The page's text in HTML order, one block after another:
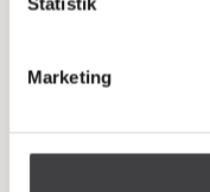
Marketing